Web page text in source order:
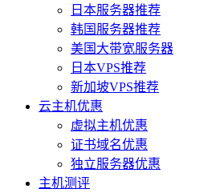
日本服务器推荐
韩国服务器推荐
美国大带宽服务器
日本VPS推荐
新加坡VPS推荐
云主机优惠
虚拟主机优惠
证书域名优惠
独立服务器优惠
主机测评